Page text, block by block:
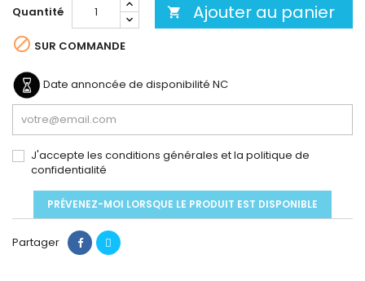
Quantité  Ajouter au panier
 SUR COMMANDE
Date annoncée de disponibilité NC
J'accepte les conditions générales et la politique de
confidentialité
PRÉVENEZ-MOI LORSQUE LE PRODUIT EST DISPONIBLE
Partager